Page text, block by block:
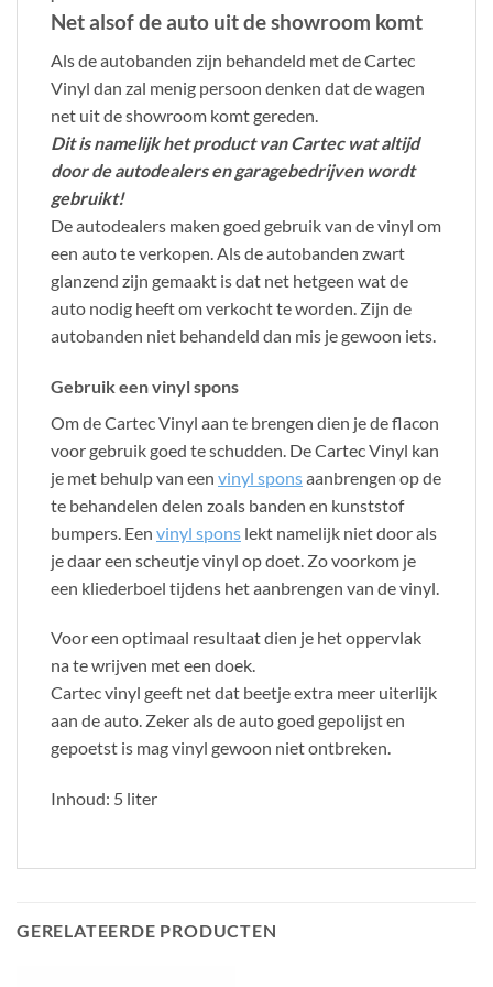
Net alsof de auto uit de showroom komt
Als de autobanden zijn behandeld met de Cartec
Vinyl dan zal menig persoon denken dat de wagen
net uit de showroom komt gereden.
Dit is namelijk het product van Cartec wat altijd
door de autodealers en garagebedrijven wordt
gebruikt!
De autodealers maken goed gebruik van de vinyl om
een auto te verkopen. Als de autobanden zwart
glanzend zijn gemaakt is dat net hetgeen wat de
auto nodig heeft om verkocht te worden. Zijn de
autobanden niet behandeld dan mis je gewoon iets.
Gebruik een vinyl spons
Om de Cartec Vinyl aan te brengen dien je de flacon
voor gebruik goed te schudden. De Cartec Vinyl kan
je met behulp van een vinyl sponsaanbrengen op de
te behandelen delen zoals banden en kunststof
bumpers. Een vinyl spons lekt namelijk niet door als
je daar een scheutje vinyl op doet. Zo voorkom je
een kliederboel tijdens het aanbrengen van de vinyl.
Voor een optimaal resultaat dien je het oppervlak
na te wrijven met een doek.
Cartec vinyl geeft net dat beetje extra meer uiterlijk
aan de auto. Zeker als de auto goed gepolijst en
gepoetst is mag vinyl gewoon niet ontbreken.
Inhoud: 5 liter
GERELATEERDE PRODUCTEN